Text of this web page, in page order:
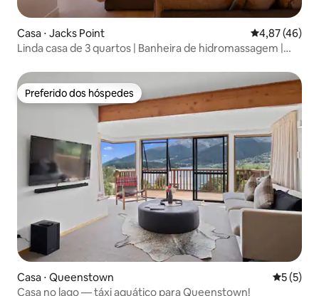
Casa ⋅ Jacks Point 4,87 de uma
4,87 (46)
Linda casa de 3 quartos | Banheira de hidromassagem |
Preferido dos hóspedes
Preferido dos hóspedes
Casa ⋅ Queenstown 5 de
5 (5)
Casa no lago — táxi aquático para Queenstown!